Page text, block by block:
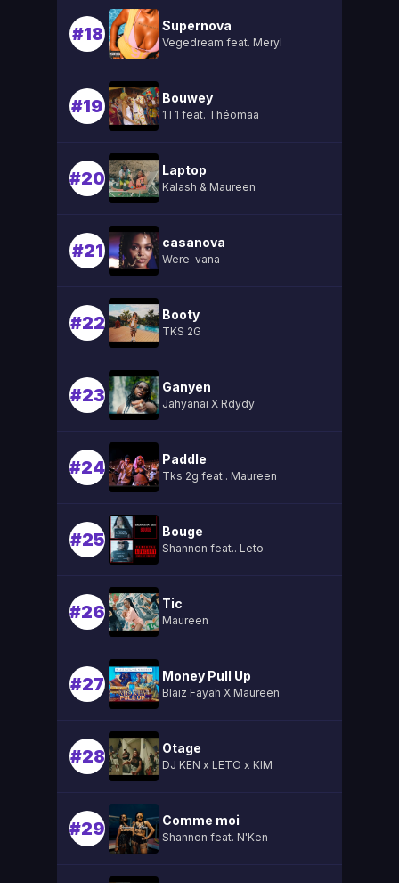
#18 Supernova
Vegedream feat. Meryl
#19 Bouwey
1T1 feat. Théomaa
#20 Laptop
Kalash & Maureen
#21 casanova
Were-vana
#22 Booty
TKS 2G
#23 Ganyen
Jahyanai X Rdydy
#24 Paddle
Tks 2g feat.. Maureen
#25 Bouge
Shannon feat.. Leto
#26 Tic
Maureen
#27 Money Pull Up
Blaiz Fayah X Maureen
#28 Otage
DJ KEN x LETO x KIM
#29 Comme moi
Shannon feat. N'Ken